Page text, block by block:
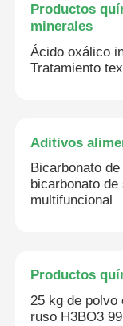
Productos
minerales
Ácido oxálico
Tratamiento
Aditivos
Bicarbonato
bicarbonato
multifuncional
Productos
25 kg de polvo
ruso H3BO3